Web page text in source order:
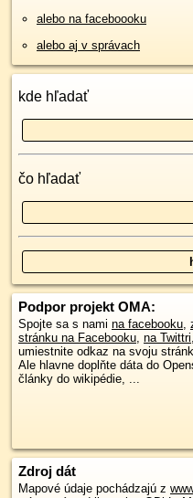
alebo na faceboooku
alebo aj v správach
kde hľadať
čo hľadať
Podpor projekt OMA:
Spojte sa s nami na facebooku,
stránku na Facebooku, na Twittri
umiestnite odkaz na svoju
Ale hlavne doplňte dáta do
články do wikipédie, ...
Zdroj dát
Mapové údaje pochádzajú z